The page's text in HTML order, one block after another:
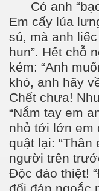
Có anh
Em cấy lúa
sú, mà anh
hun”. Hết chỗ
kém: “Anh
khó, anh hãy
Chết chưa!
“Nắm tay em
nhỏ tới lớn em
quật lại:
người trên
Độc đáo thiệt!